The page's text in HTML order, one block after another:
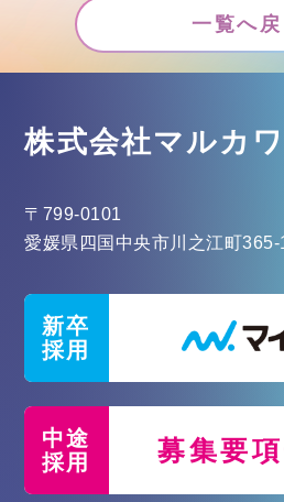
一覧へ戻
株式会社マルカワ
〒799-0101
愛媛県四国中央市川之江町365-
新卒
採用
中途
採用
募集要